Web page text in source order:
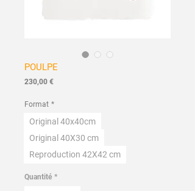
POULPE
230,00 €Prix
Format *
Original 40x40cm
Original 40X30 cm
Reproduction 42X42 cm
Quantité *